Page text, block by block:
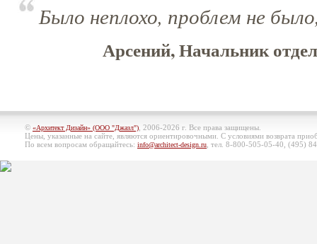
Было неплохо, проблем не
Арсений, Начальник
© «Архитект Дизайн» (ООО "Джазл") , 2006-2026 г. Все права защищены.
Цены, указанные на сайте, являются ориентировочными. С условиями возврата
По всем вопросам обращайтесь: info@architect-design.ru , тел. 8-800-505-05-40, (495)